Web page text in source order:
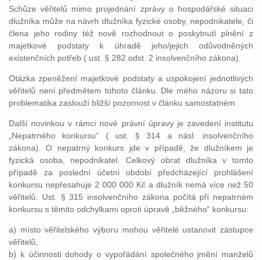
Schůze věřitelů mimo projednání zprávy o hospodářské situaci
dlužníka může na návrh dlužníka fyzické osoby, nepodnikatele, či
člena jeho rodiny též nově rozhodnout o poskytnutí plnění z
majetkové podstaty k úhradě jeho/jejich odůvodněných
existenčních potřeb ( ust. § 282 odst. 2 insolvenčního zákona).
Otázka zpeněžení majetkové podstaty a uspokojení jednotlivých
věřitelů není předmětem tohoto článku. Dle mého názoru si tato
problematika zaslouží bližší pozornost v článku samostatném.
Další novinkou v rámci nové právní úpravy je zavedení institutu
„Nepatrného konkursu“ ( ust. § 314 a násl. insolvenčního
zákona). O nepatrný konkurs jde v případě, že dlužníkem je
fyzická osoba, nepodnikatel. Celkový obrat dlužníka v tomto
případě za poslední účetní období předcházející prohlášení
konkursu nepřesahuje 2 000 000 Kč a dlužník nemá více než 50
věřitelů. Ust. § 315 insolvenčního zákona počítá při nepatrném
konkursu s těmito odchylkami oproti úpravě „běžného“ konkursu:
a) místo věřitelského výboru mohou věřitelé ustanovit zástupce
věřitelů,
b) k účinnosti dohody o vypořádání společného jmění manželů